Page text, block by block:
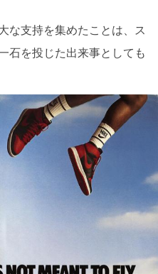
な支持を集めたことは、ス
石を投じた出来事としても